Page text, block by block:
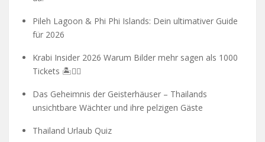
Pileh Lagoon & Phi Phi Islands: Dein ultimativer Guide
für 2026
Krabi Insider 2026 Warum Bilder mehr sagen als 1000
Tickets 🏝️🧗‍♂️
Das Geheimnis der Geisterhäuser – Thailands
unsichtbare Wächter und ihre pelzigen Gäste
Thailand Urlaub Quiz